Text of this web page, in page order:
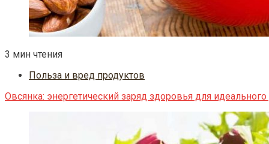
3 мин чтения
Польза и вред продуктов
Овсянка: энергетический заряд здоровья для идеального